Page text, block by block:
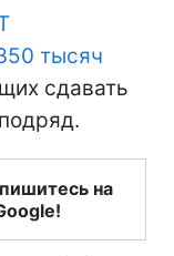
тысяч
сдавать
на